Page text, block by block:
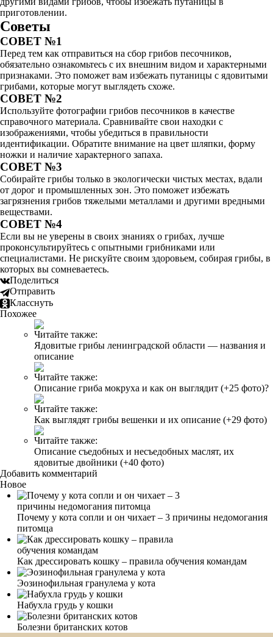
приготовлении.
Советы
СОВЕТ №1
Перед тем как отправиться на сбор грибов песочников,
обязательно ознакомьтесь с их внешним видом и характерными
признаками. Это поможет вам избежать путаницы с ядовитыми
грибами, которые могут выглядеть схоже.
СОВЕТ №2
Используйте фотографии грибов песочников в качестве
справочного материала. Сравнивайте свои находки с
изображениями, чтобы убедиться в правильности
идентификации. Обратите внимание на цвет шляпки, форму
ножки и наличие характерного запаха.
СОВЕТ №3
Собирайте грибы только в экологически чистых местах, вдали
от дорог и промышленных зон. Это поможет избежать
загрязнения грибов тяжелыми металлами и другими вредными
веществами.
СОВЕТ №4
Если вы не уверены в своих знаниях о грибах, лучше
проконсультируйтесь с опытными грибниками или
специалистами. Не рискуйте своим здоровьем, собирая грибы, в
которых вы сомневаетесь.
Поделиться
Отправить
Класснуть
Похожее
Читайте также:
Ядовитые грибы ленинградской области — названия и
описание
Читайте также:
Описание гриба мокруха и как он выглядит (+25 фото)?
Читайте также:
Как выглядят грибы вешенки и их описание (+29 фото)
Читайте также:
Описание съедобных и несъедобных маслят, их
ядовитые двойники (+40 фото)
Добавить комментарий
Новое
Почему у кота сопли и он чихает – 3 причины недомогания
питомца
Как дрессировать кошку – правила обучения командам
Эозинофильная гранулема у кота
Набухла грудь у кошки
Болезни британских котов